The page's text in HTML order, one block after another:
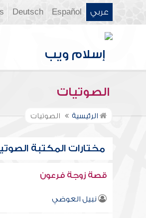
عربي Español
Deutsch
الصوتيات
الرئيسية الصوتيات
مختارات المكتبة
قصة زوجة فرعون
نبيل العوضي